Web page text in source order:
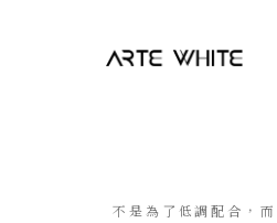
不是為了低調配合，